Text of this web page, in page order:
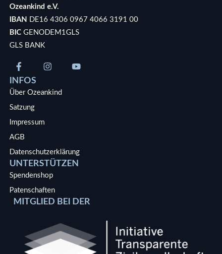
Ozeankind e.V.
IBAN
DE16 4306 0967 4066 3191 00
BICGENODEM1GLS
GLS BANK
INFOS
Über Ozeankind
Satzung
Impressum
AGB
Datenschutzerklärung
UNTERSTÜTZEN
Spendenshop
Patenschaften
MITGLIED BEI DER